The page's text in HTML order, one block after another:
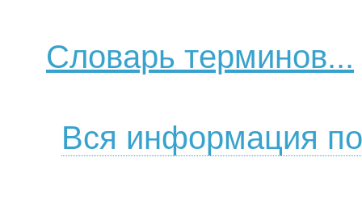
Словарь терминов...
Вся информация